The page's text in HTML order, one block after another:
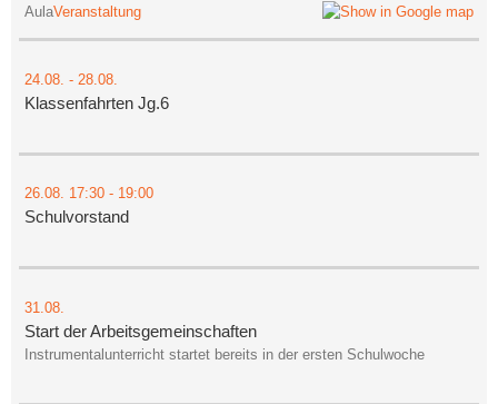
AulaVeranstaltung
24.08. - 28.08.
Klassenfahrten Jg.6
26.08. 17:30 - 19:00
Schulvorstand
31.08.
Start der Arbeitsgemeinschaften
Instrumentalunterricht startet bereits in der ersten Schulwoche